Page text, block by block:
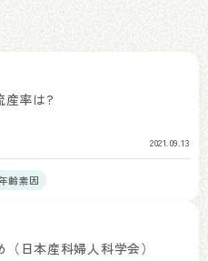
産率は?
2021.09.13
齢素因
日本産科婦人科学会）